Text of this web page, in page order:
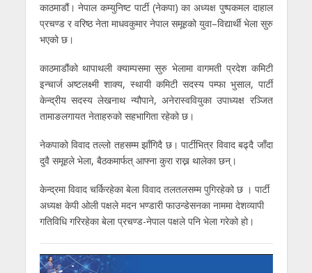
काठमाडौं। नेपाल कम्युनिष्ट पार्टी (नेकपा) का अध्यक्ष पुष्पकमल दाहाल
प्रचण्ड र वरिष्ठ नेता माधवकुमार नेपाल समूहको युवा–विद्यार्थी भेला सुरु
भएको छ।
काठमाडौंको थापाथली क्याम्पसमा सुरु भेलामा वागमती प्रदेश कमिटी
इन्चार्ज अष्टलक्ष्मी शाक्य, स्थायी कमिटी सदस्य पम्फा भुसाल, पार्टी
केन्द्रीय सदस्य लेखनाथ न्यौपाने, अनेरास्ववियुका उपाध्यक्ष रञ्जित
तामाङलगायत नेताहरुको सहभागिता रहेको छ।
नेकपाको विवाद तल्लो तहसम्म झाँगिदै छ। पार्टीभित्र विवाद बढ्दै जाँदा
दुवै समूहले भेला, बैठकमार्फत् आफ्ना कुरा राख्न थालेका छन्।
केन्द्रमा विवाद चर्किरहेका बेला विवाद तलतलसम्म पुगिरहेको छ । पार्टी
अध्यक्ष केपी ओली पक्षले मदन भण्डारी फाउन्डेसनका नाममा देशव्यापी
गतिविधि गरिरहेका बेला प्रचण्ड-नेपाल पक्षले पनि भेला गरेको हो।